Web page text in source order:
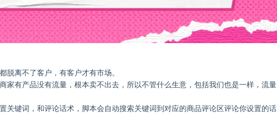
脱离不了客户，有客户才有市场。
家有产品没有流量，根本卖不出去，所以不管什么生意，包括我们也是一样，流量
关键词，和评论话术，脚本会自动搜索关键词到对应的商品评论区评论你设置的话